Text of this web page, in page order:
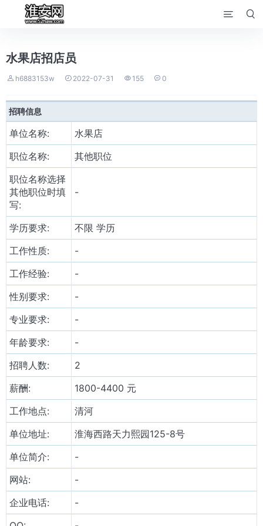
 
水果店招店员
 h6883153w  2022-07-31  155  0
招聘信息
单位名称:
水果店
职位名称:
其他职位
职位名称选择
其他职位时填
写:
-
学历要求:
不限 学历
工作性质:
-
工作经验:
-
性别要求:
-
专业要求:
-
年龄要求:
-
招聘人数:
2
薪酬:
1800-4400 元
工作地点:
清河
单位地址:
淮海西路天力熙园125-8号
单位简介:
-
网站:
-
企业电话:
-